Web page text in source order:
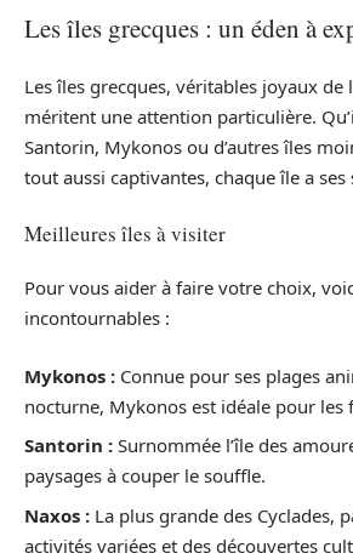
Les îles grecques : un éden à
Les îles grecques, véritables joyaux de
méritent une attention particulière.
Santorin, Mykonos ou d’autres îles
tout aussi captivantes, chaque île a ses
Meilleures îles à visiter
Pour vous aider à faire votre choix,
incontournables :
Mykonos : Connue pour ses plages
nocturne, Mykonos est idéale pour les
Santorin : Surnommée l’île des
paysages à couper le souffle.
Naxos : La plus grande des Cyclades,
activités variées et des découvertes